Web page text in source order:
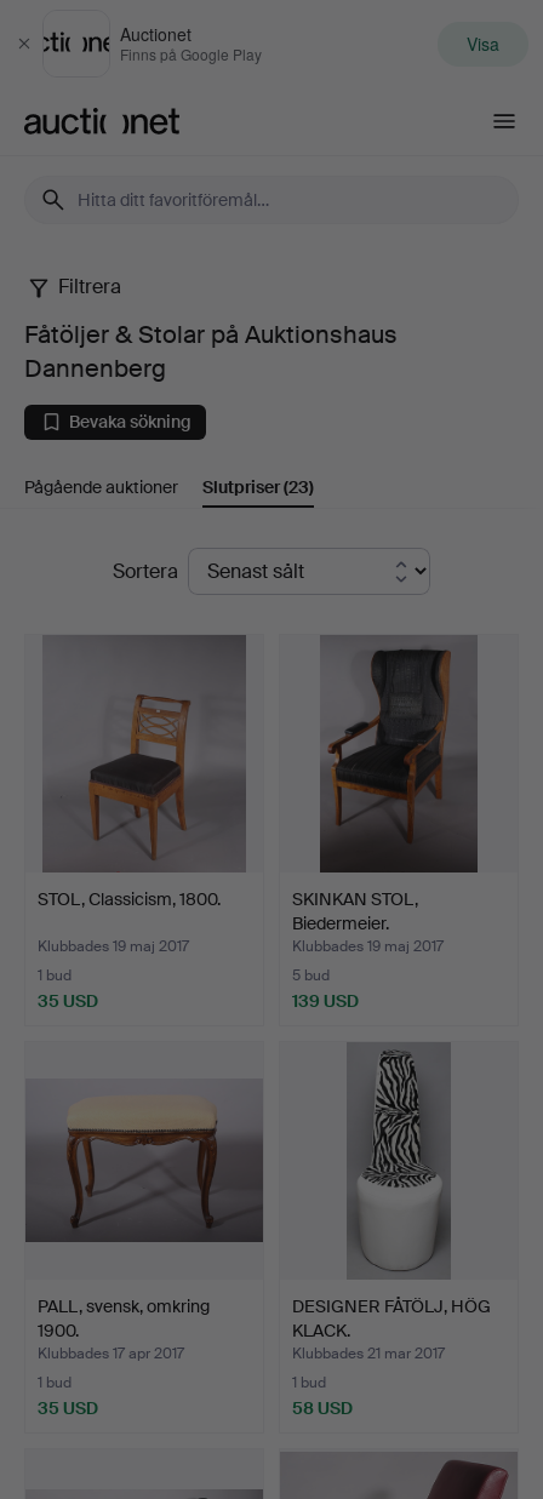
Stäng
Auctionet
Finns på Google Play Visa
Fåtöljer
Stolar
på
Dannenberg
Filtrera
Fåtöljer & Stolar på Auktionshaus
Dannenberg
Bevaka sökning
Pågående auktioner Slutpriser(23)
SlutpriserSortera
STOL, Classicism, 1800.
Klubbades 19 maj 2017
1 bud
35 USD
SKINKAN STOL,
Biedermeier.
Klubbades 19 maj 2017
5 bud
139 USD
PALL, svensk, omkring
1900.
Klubbades 17 apr 2017
1 bud
35 USD
DESIGNER FÅTÖLJ, HÖG
KLACK.
Klubbades 21 mar 2017
1 bud
58 USD